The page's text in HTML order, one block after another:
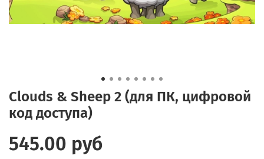
Clouds & Sheep 2 (для ПК, цифровой
код доступа)
545.00 руб